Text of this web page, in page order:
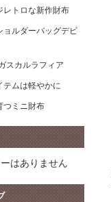
レトロな新作財布
ョルダーバッグデビ
スカルラフィア
テムは軽やかに
つミニ財布
はありません